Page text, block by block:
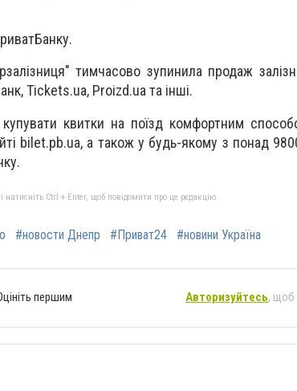
тимчасово зупинила продаж
Tickets.ua, Proizd.ua та інші.
квитки на поїзд комфортним
bilet.pb.ua, а також у будь-якому з понад
Ctrl + Enter, щоб повідомити про це редакцію
#новости Днепр #Приват24 #новини Україна
першим Авторизуйтесь, щоб